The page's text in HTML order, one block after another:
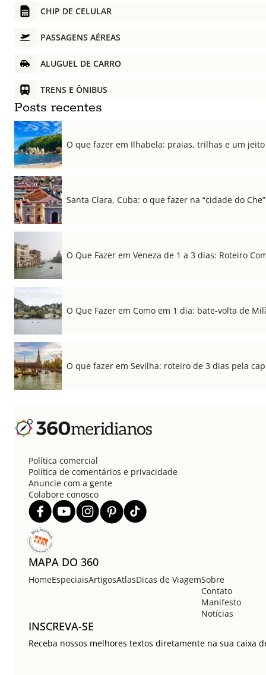
CHIP DE CELULAR
PASSAGENS AÉREAS
ALUGUEL DE CARRO
TRENS E ÔNIBUS
Posts recentes
O que fazer em Ilhabela: praias, trilhas e um
Santa Clara, Cuba: o que fazer na “cidade do Che”
O Que Fazer em Veneza de 1 a 3 dias: Roteiro
O Que Fazer em Como em 1 dia: bate-volta de
O que fazer em Sevilha: roteiro de 3 dias pela
Política comercial
Política de comentários e privacidade
Anuncie com a gente
Colabore conosco
MAPA DO 360
HomeEspeciaisArtigosAtlasDicas de ViagemSobre
Contato
Manifesto
Notícias
INSCREVA-SE
Receba nossos melhores textos diretamente na sua caixa